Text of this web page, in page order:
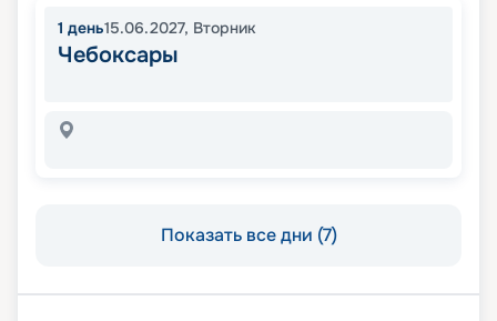
1 день15.06.2027, Вторник
Чебоксары
Показать все дни (7)